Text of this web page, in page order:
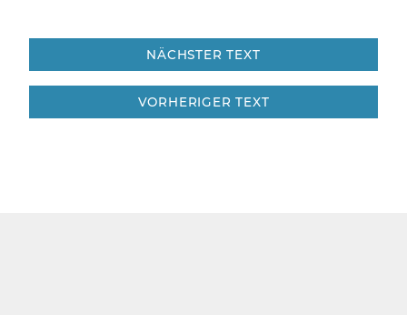
Beitragsnavigation
NÄCHSTER TEXT
VORHERIGER TEXT